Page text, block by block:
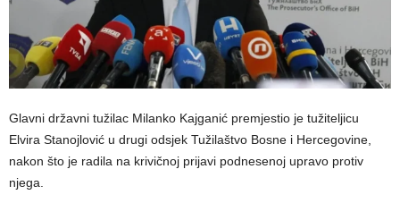
Glavni državni tužilac Milanko Kajganić premjestio je tužiteljicu
Elvira Stanojlović u drugi odsjek Tužilaštvo Bosne i Hercegovine,
nakon što je radila na krivičnoj prijavi podnesenoj upravo protiv
njega.